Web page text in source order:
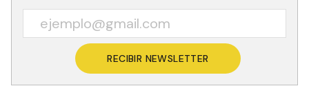
RECIBIR NEWSLETTER